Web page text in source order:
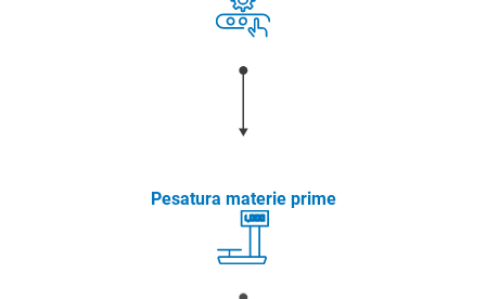
Pesatura materie prime